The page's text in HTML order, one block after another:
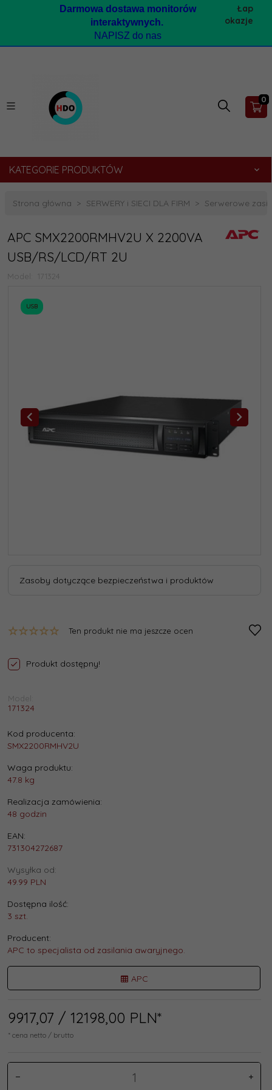
Darmowa dostawa monitorów
interaktywnych.
NAPISZ do nas
Łap
okazje
0
KATEGORIE PRODUKTÓW
Strona główna SERWERY i SIECI DLA FIRM Serwerowe
APC SMX2200RMHV2U X 2200VA
USB/RS/LCD/RT 2U
Model: 171324
USB
Zasoby dotyczące bezpieczeństwa i produktów
Ten produkt nie ma jeszcze ocen
Produkt dostępny!
Model:
171324
Kod producenta:
SMX2200RMHV2U
Waga produktu:
47.8 kg
Realizacja zamówienia:
48 godzin
EAN:
731304272687
Wysyłka od:
49.99 PLN
Dostępna ilość:
3 szt.
Producent:
APC to specjalista od zasilania awaryjnego.
APC
9917,07 / 12198,00 PLN*
* cena netto / brutto